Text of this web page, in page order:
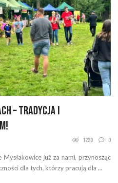
– tradycja i
1228 0
już za nami, przynosząc
dla tych, którzy pracują dla ...